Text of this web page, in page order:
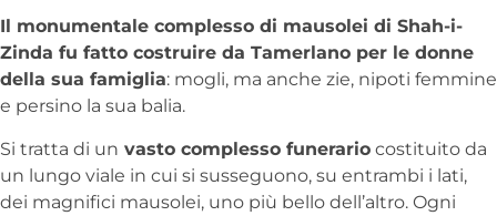
Il monumentale complesso di mausolei di Shah-i-
Zinda fu fatto costruire da Tamerlano per le donne
della sua famiglia: mogli, ma anche zie, nipoti femmine
e persino la sua balia.
Si tratta di un vasto complesso funerario costituito da
un lungo viale in cui si susseguono, su entrambi i lati,
dei magnifici mausolei, uno più bello dell’altro. Ogni